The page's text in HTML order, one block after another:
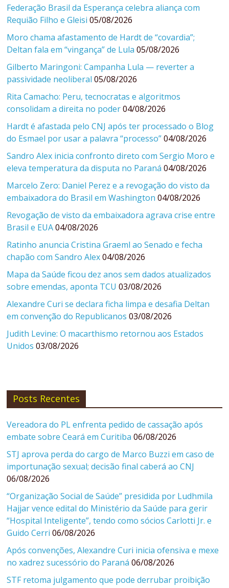
Federação Brasil da Esperança celebra aliança com
Requião Filho e Gleisi 05/08/2026
Moro chama afastamento de Hardt de “covardia”;
Deltan fala em “vingança” de Lula 05/08/2026
Gilberto Maringoni: Campanha Lula — reverter a
passividade neoliberal 05/08/2026
Rita Camacho: Peru, tecnocratas e algoritmos
consolidam a direita no poder 04/08/2026
Hardt é afastada pelo CNJ após ter processado o Blog
do Esmael por usar a palavra “processo” 04/08/2026
Sandro Alex inicia confronto direto com Sergio Moro e
eleva temperatura da disputa no Paraná 04/08/2026
Marcelo Zero: Daniel Perez e a revogação do visto da
embaixadora do Brasil em Washington 04/08/2026
Revogação de visto da embaixadora agrava crise entre
Brasil e EUA 04/08/2026
Ratinho anuncia Cristina Graeml ao Senado e fecha
chapão com Sandro Alex 04/08/2026
Mapa da Saúde ficou dez anos sem dados atualizados
sobre emendas, aponta TCU 03/08/2026
Alexandre Curi se declara ficha limpa e desafia Deltan
em convenção do Republicanos 03/08/2026
Judith Levine: O macarthismo retornou aos Estados
Unidos 03/08/2026
Posts Recentes
Vereadora do PL enfrenta pedido de cassação após
embate sobre Ceará em Curitiba 06/08/2026
STJ aprova perda do cargo de Marco Buzzi em caso de
importunação sexual; decisão final caberá ao CNJ
06/08/2026
“Organização Social de Saúde” presidida por Ludhmila
Hajjar vence edital do Ministério da Saúde para gerir
“Hospital Inteligente”, tendo como sócios Carlotti Jr. e
Guido Cerri 06/08/2026
Após convenções, Alexandre Curi inicia ofensiva e mexe
no xadrez sucessório do Paraná 06/08/2026
STF retoma julgamento que pode derrubar proibição